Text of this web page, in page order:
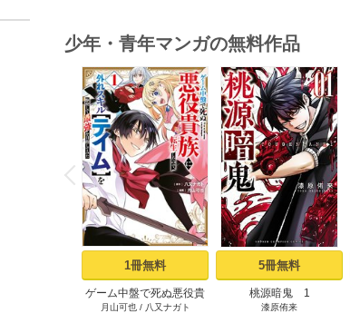
少年・青年マンガの無料作品
P
r
e
v
i
o
u
s
1冊無料
ゲーム中盤で死ぬ悪役貴
族に転生したので、外れ
月山可也/ 八又ナガト
5冊無料
桃源暗鬼 1
漆原侑来